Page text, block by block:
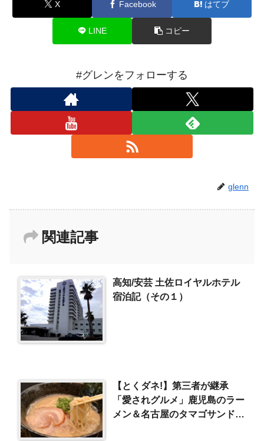
X Facebook はてブ
LINE コピー
#グレンをフォローする
glenn
関連記事
高知/安芸 土佐ロイヤルホテル
宿泊記（その１）
【とくダネ!】第三者が継承
「愛されグルメ」鹿児島のラー
メン＆名古屋のタマゴサンド